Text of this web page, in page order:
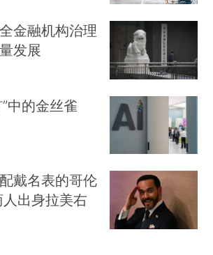
金融机构治理
发展
中的金丝雀
戴名表的哥伦
出身拉美右